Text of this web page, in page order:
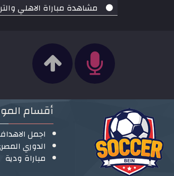
مشاهدة مباراة الاهلي والترجي بث مباشر
أقسام
اجمل
الدوري
مباراة ودية